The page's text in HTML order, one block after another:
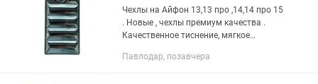
Чехлы на Айфон 13,13 про ,14,14 про 15
. Новые , чехлы премиум качества .
Качественное тиснение, мягкое
не скользит и не пачкается . Чехлы
Павлодар, позавчера